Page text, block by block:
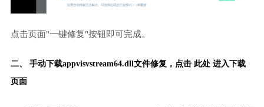
点击页面"一键修复"按钮即可完成。
二、 手动下载appvisvstream64.dll文件修复， 点击 此处 进入下载
页面